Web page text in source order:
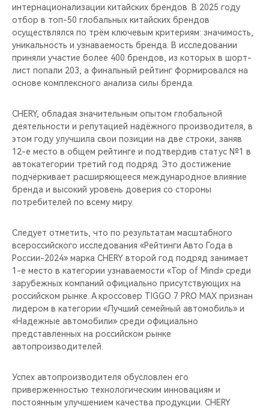
интернационализации китайских брендов. В 2025 году
отбор в топ-50 глобальных китайских брендов
осуществлялся по трём ключевым критериям: значимость,
уникальность и узнаваемость бренда. В исследовании
приняли участие более 400 брендов, из которых в шорт-
лист попали 203, а финальный рейтинг формировался на
основе комплексного анализа силы бренда.
CHERY, обладая значительным опытом глобальной
деятельности и репутацией надёжного производителя, в
этом году улучшила свои позиции на две строки, заняв
12-е место в общем рейтинге и подтвердив статус №1 в
автокатегории третий год подряд. Это достижение
подчёркивает расширяющееся международное влияние
бренда и высокий уровень доверия со стороны
потребителей по всему миру.
Следует отметить, что по результатам масштабного
всероссийского исследования «Рейтинги Авто Года в
России-2024» марка CHERY второй год подряд занимает
1-е место в категории узнаваемости «Top of Mind» среди
зарубежных компаний официально присутствующих на
российском рынке. А кроссовер TIGGO 7 PRO MAX признан
лидером в категории «Лучший семейный автомобиль» и
«Надежные автомобили» среди официально
представленных на российском рынке
автопроизводителей.
Успех автопроизводителя обусловлен его
приверженностью технологическим инновациям и
постоянным улучшением качества продукции. CHERY